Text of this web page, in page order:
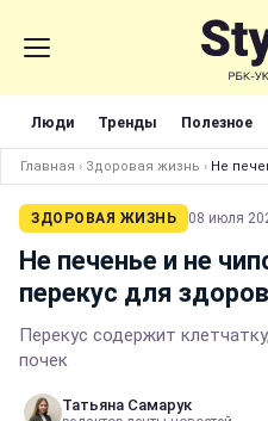
Люди Тренды Полезное
Главная › Здоровая жизнь › Не
ЗДОРОВАЯ ЖИЗНЬ 08 июля
Не печенье и не
перекус для
Перекус содержит
почек
Татьяна Самарук